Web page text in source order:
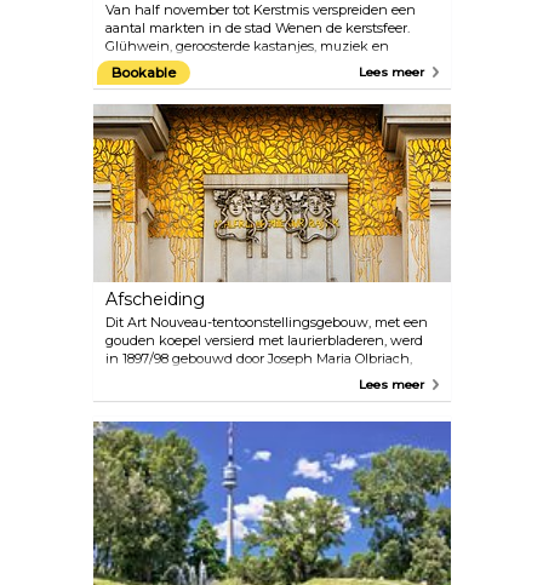
Van half november tot Kerstmis verspreiden een
aantal markten in de stad Wenen de kerstsfeer.
Glühwein, geroosterde kastanjes, muziek en
handgemaakte producten die in de kraampjes
worden verkocht, creëren een warme en gastvrije
sfeer, ondanks de soms koude Oostenrijkse winters.
Enkele van de meest opwindende kerstmarkten
zijn de Weense droomkerstmarkt voor het stadhuis,
het kerstdorp in het Belvedere-paleis (Prinz-
Eugene Straße) en de kerst- en nieuwjaarsmarkt in
Paleis Schönbrunn. Er zijn nog vele andere
kleinere markten met dezelfde charme.
Bookable Lees meer
Afscheiding
Dit Art Nouveau-tentoonstellingsgebouw, met een
gouden koepel versierd met laurierbladeren, werd
in 1897/98 gebouwd door Joseph Maria Olbriach,
een student van Otto Wagner. Het is één van de
is permanent te zien op de benedenverdieping. Op
de entreeverdieping worden wisselende
tentoonstellingen met hedendaagse kunst
gehouden.
Lees meer